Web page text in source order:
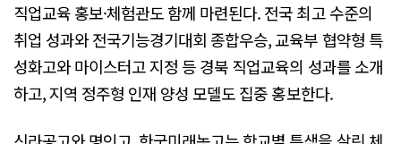
직업교육 홍보·체험관도 함께 마련된다. 전국 최고 수준의
취업 성과와 전국기능경기대회 종합우승, 교육부 협약형 특
성화고와 마이스터고 지정 등 경북 직업교육의 성과를 소개
하고, 지역 정주형 인재 양성 모델도 집중 홍보한다.